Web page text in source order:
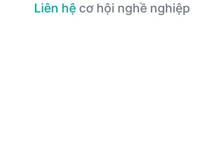
Liên hệ cơ hội nghề nghiệp